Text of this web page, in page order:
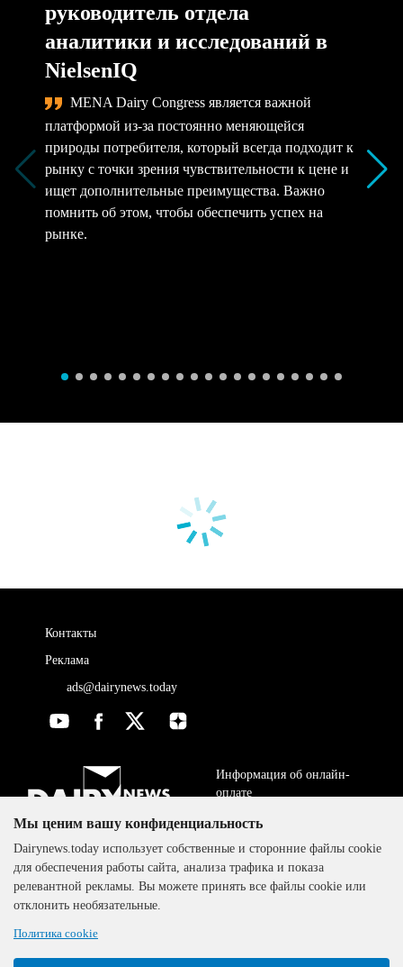
руководитель отдела
аналитики и исследований в
NielsenIQ
MENA Dairy Congress является важной
платформой из-за постоянно меняющейся
природы потребителя, который всегда подходит к
рынку с точки зрения чувствительности к цене и
ищет дополнительные преимущества. Важно
помнить об этом, чтобы обеспечить успех на
рынке.
Контакты
Реклама
ads@dairynews.today
The DairyNews, все права
защищены, 2000-2024
Информация об онлайн-
оплате
ДОГОВОР-ОФЕРТА
Политика
конфиденциальности
Мы ценим вашу конфиденциальность
Dairynews.today использует собственные и сторонние файлы cookie
для обеспечения работы сайта, анализа трафика и показа
релевантной рекламы. Вы можете принять все файлы cookie или
отклонить необязательные.
Политика cookie